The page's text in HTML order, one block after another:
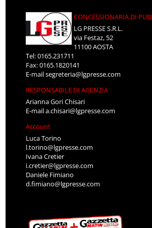
CONCESSIONARIA DI
LG PRESSE S.R.L.
via Festaz, 52
11100 AOSTA
Tel: 0165.231711
Fax: 0165.1820141
E-mailsegreteria@lgpresse.com
RESPONSABILE DI AGENZIA
Arianna Gori Chisari
E-maila.chisari@lgpresse.com
Account
Luca Torino
l.torino@lgpresse.com
Ivana Cretier
i.cretier@lgpresse.com
Daniele Fimiano
d.fimiano@lgpresse.com